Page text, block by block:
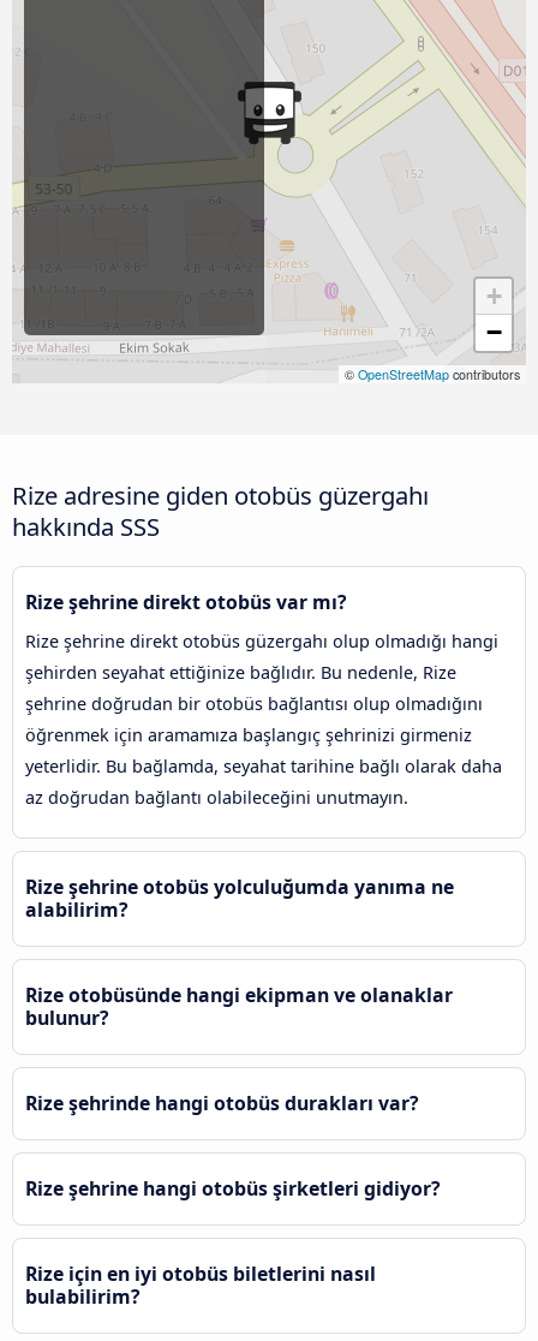
+
−
© OpenStreetMap contributors
Rize adresine giden otobüs güzergahı
hakkında SSS
Rize şehrine direkt otobüs var mı?
Rize şehrine direkt otobüs güzergahı olup olmadığı hangi
şehirden seyahat ettiğinize bağlıdır. Bu nedenle, Rize
şehrine doğrudan bir otobüs bağlantısı olup olmadığını
öğrenmek için aramamıza başlangıç şehrinizi girmeniz
yeterlidir. Bu bağlamda, seyahat tarihine bağlı olarak daha
az doğrudan bağlantı olabileceğini unutmayın.
Rize şehrine otobüs yolculuğumda yanıma ne
alabilirim?
Rize otobüsünde hangi ekipman ve olanaklar
bulunur?
Rize şehrinde hangi otobüs durakları var?
Rize şehrine hangi otobüs şirketleri gidiyor?
Rize için en iyi otobüs biletlerini nasıl
bulabilirim?